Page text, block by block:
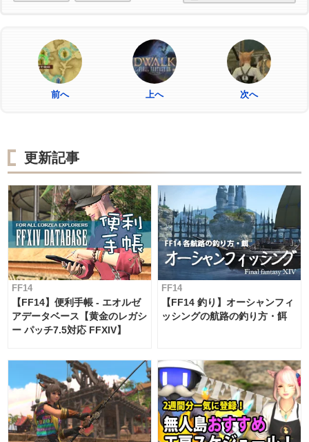
前へ 上へ 次へ
更新記事
FF14
【FF14】便利手帳 - エオルゼ
アデータベース【黄金のレガシ
ー パッチ7.5対応 FFXIV】
FF14
【FF14 釣り】オーシャンフィ
ッシングの航路の釣り方・餌